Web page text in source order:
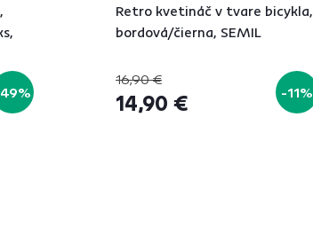
Retro kvetináč v tvare bicykla,
bordová/čierna, SEMIL
16,90 €
14,90 € -11%